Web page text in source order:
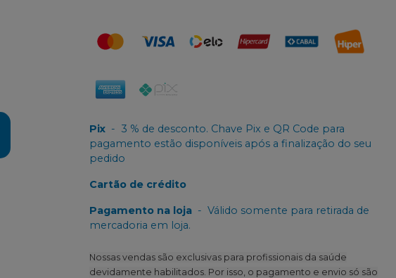
Pix - 3 % de desconto. Chave Pix e QR Code para
pagamento estão disponíveis após a finalização do seu
pedido
Cartão de crédito
Pagamento na loja - Válido somente para retirada de
mercadoria em loja.
Nossas vendas são exclusivas para profissionais da saúde
devidamente habilitados. Por isso, o pagamento e envio só são